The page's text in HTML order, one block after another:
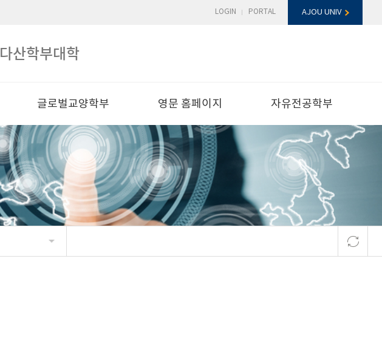
LOGIN PORTAL AJOU UNIV
다산학부대학
글로벌교양학부 영문 홈페이지 자유전공학부